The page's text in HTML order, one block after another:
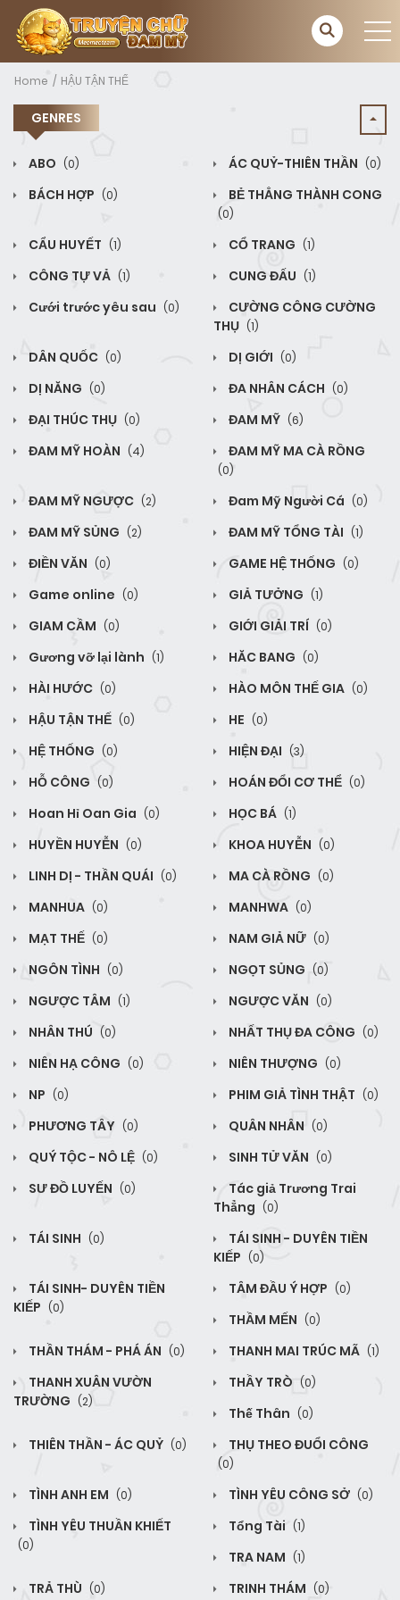
Home HẬU TẬN THẾ
GENRES
ABO (0) ÁC QUỶ-THIÊN THẦN (0)
BÁCH HỢP (0) BẺ THẲNG THÀNH CONG
(0)
CẨU HUYẾT (1) CỔ TRANG (1)
CÔNG TỰ VẢ (1) CUNG ĐẤU (1)
Cưới trước yêu sau (0)
CƯỜNG CÔNG CƯỜNG
THỤ (1)
DÂN QUỐC (0) DỊ GIỚI (0)
DỊ NĂNG (0) ĐA NHÂN CÁCH (0)
ĐẠI THÚC THỤ (0) ĐAM MỸ (6)
ĐAM MỸ HOÀN (4) ĐAM MỸ MA CÀ RỒNG
(0)
ĐAM MỸ NGƯỢC (2) Đam Mỹ Người Cá (0)
ĐAM MỸ SỦNG (2) ĐAM MỸ TỔNG TÀI (1)
ĐIỀN VĂN (0) GAME HỆ THỐNG (0)
Game online (0) GIẢ TƯỞNG (1)
GIAM CẦM (0) GIỚI GIẢI TRÍ (0)
Gương vỡ lại lành (1) HĂC BANG (0)
HÀI HƯỚC (0) HÀO MÔN THẾ GIA (0)
HẬU TẬN THẾ (0) HE (0)
HỆ THỐNG (0) HIỆN ĐẠI (3)
HỖ CÔNG (0) HOÁN ĐỔI CƠ THỂ (0)
Hoan Hỉ Oan Gia (0) HỌC BÁ (1)
HUYỀN HUYỄN (0) KHOA HUYỄN (0)
LINH DỊ - THẦN QUÁI (0) MA CÀ RỒNG (0)
MANHUA (0) MANHWA (0)
MẠT THẾ (0) NAM GIẢ NỮ (0)
NGÔN TÌNH (0) NGỌT SỦNG (0)
NGƯỢC TÂM (1) NGƯỢC VĂN (0)
NHÂN THÚ (0) NHẤT THỤ ĐA CÔNG (0)
NIÊN HẠ CÔNG (0) NIÊN THƯỢNG (0)
NP (0) PHIM GIẢ TÌNH THẬT (0)
PHƯƠNG TÂY (0) QUÂN NHÂN (0)
QUÝ TỘC - NÔ LỆ (0) SINH TỬ VĂN (0)
SƯ ĐỒ LUYẾN (0)
Tác giả Trương Trai
Thẳng (0)
TÁI SINH (0)
TÁI SINH - DUYÊN TIỀN
KIẾP (0)
TÁI SINH- DUYÊN TIỀN
KIẾP (0)
TÂM ĐẦU Ý HỢP (0)
THẦM MẾN (0)
THẦN THÁM - PHÁ ÁN (0) THANH MAI TRÚC MÃ (1)
THANH XUÂN VƯỜN
TRƯỜNG (2)
THẦY TRÒ (0)
Thế Thân (0)
THIÊN THẦN - ÁC QUỶ (0) THỤ THEO ĐUỔI CÔNG
(0)
TÌNH ANH EM (0) TÌNH YÊU CÔNG SỞ (0)
TÌNH YÊU THUẦN KHIẾT
(0)
Tổng Tài (1)
TRA NAM (1)
TRẢ THÙ (0) TRINH THÁM (0)